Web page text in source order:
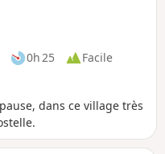
0h 25
Facile
dans ce village très